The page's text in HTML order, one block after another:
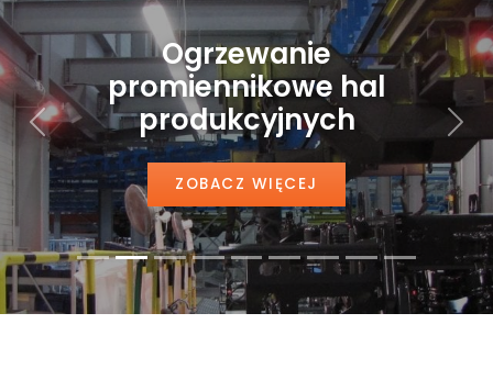
Ogrzewanie
promiennikowe hal
produkcyjnych
ZOBACZ WIĘCEJ
Poprzedni